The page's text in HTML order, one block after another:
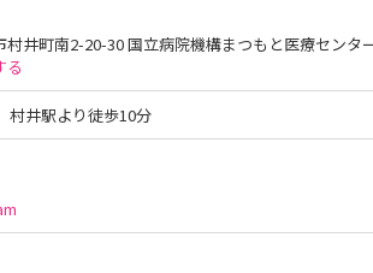
村井町南2-20-30 国立病院機構まつもと医療センタ
る
井駅より徒歩10分